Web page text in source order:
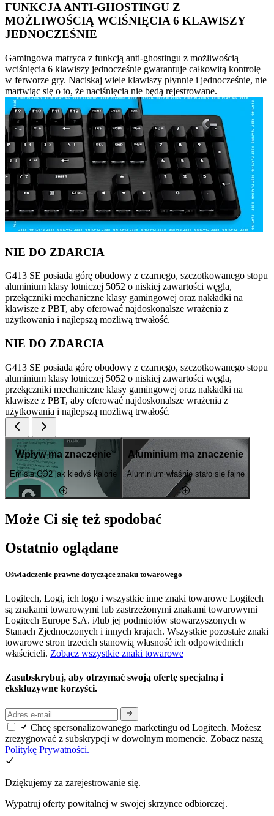
FUNKCJA ANTI-GHOSTINGU Z
MOŻLIWOŚCIĄ WCIŚNIĘCIA 6 KLAWISZY
JEDNOCZEŚNIE
Gamingowa matryca z funkcją anti-ghostingu z możliwością
wciśnięcia 6 klawiszy jednocześnie gwarantuje całkowitą kontrolę
w ferworze gry. Naciskaj wiele klawiszy płynnie i jednocześnie, nie
martwiąc się o to, że naciśnięcia nie będą rejestrowane.
NIE DO ZDARCIA
G413 SE posiada górę obudowy z czarnego, szczotkowanego stopu
aluminium klasy lotniczej 5052 o niskiej zawartości węgla,
przełączniki mechaniczne klasy gamingowej oraz nakładki na
klawisze z PBT, aby oferować najdoskonalsze wrażenia z
użytkowania i najlepszą możliwą trwałość.
NIE DO ZDARCIA
G413 SE posiada górę obudowy z czarnego, szczotkowanego stopu
aluminium klasy lotniczej 5052 o niskiej zawartości węgla,
przełączniki mechaniczne klasy gamingowej oraz nakładki na
klawisze z PBT, aby oferować najdoskonalsze wrażenia z
użytkowania i najlepszą możliwą trwałość.
Wpływ ma znaczenie
Emisje CO2 jak kiedyś kalorie
Aluminium ma znaczenie
Aluminium właśnie stało się fajne
Może Ci się też spodobać
Ostatnio oglądane
Oświadczenie prawne dotyczące znaku towarowego
Logitech, Logi, ich logo i wszystkie inne znaki towarowe Logitech
są znakami towarowymi lub zastrzeżonymi znakami towarowymi
Logitech Europe S.A. i/lub jej podmiotów stowarzyszonych w
Stanach Zjednoczonych i innych krajach. Wszystkie pozostałe znaki
towarowe stron trzecich stanowią własność ich odpowiednich
właścicieli. Zobacz wszystkie znaki towarowe
Zasubskrybuj, aby otrzymać swoją ofertę specjalną i
ekskluzywne korzyści.
Chcę spersonalizowanego marketingu od Logitech. Możesz
zrezygnować z subskrypcji w dowolnym momencie. Zobacz naszą
Politykę Prywatności.
Dziękujemy za zarejestrowanie się.
Wypatruj oferty powitalnej w swojej skrzynce odbiorczej.